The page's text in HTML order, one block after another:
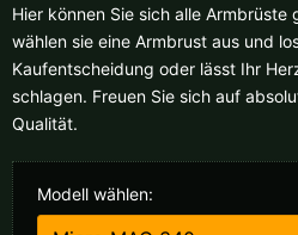
Hier können Sie sich alle Armbrüste
wählen sie eine Armbrust aus und
Kaufentscheidung oder lässt Ihr
schlagen. Freuen Sie sich auf
Qualität.
Modell wählen:
Bitte wählen Sie Ihre
Belgien |€
Deutschland |€
Finnland |€